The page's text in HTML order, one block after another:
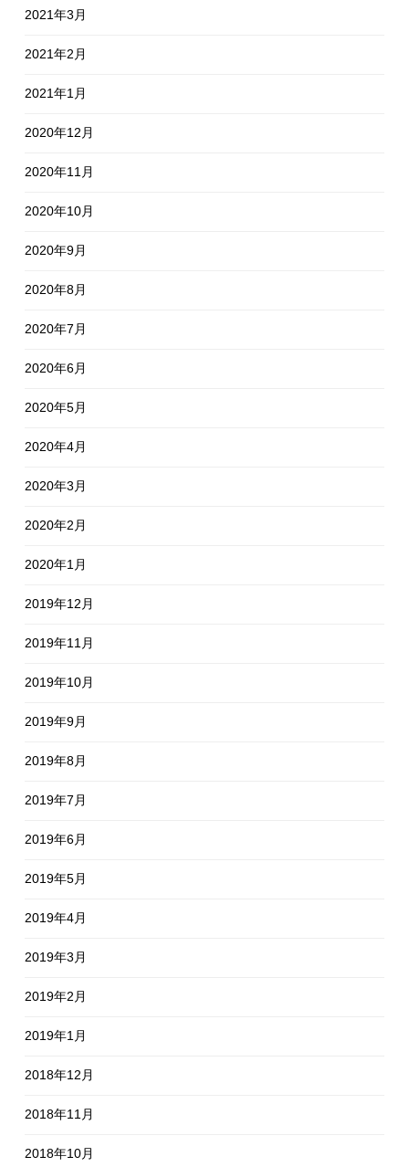
2021年3月
2021年2月
2021年1月
2020年12月
2020年11月
2020年10月
2020年9月
2020年8月
2020年7月
2020年6月
2020年5月
2020年4月
2020年3月
2020年2月
2020年1月
2019年12月
2019年11月
2019年10月
2019年9月
2019年8月
2019年7月
2019年6月
2019年5月
2019年4月
2019年3月
2019年2月
2019年1月
2018年12月
2018年11月
2018年10月